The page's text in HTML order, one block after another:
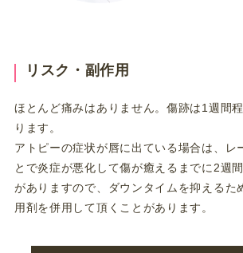
リスク・副作用
ほとんど痛みはありません。傷跡は1週間
ります。
アトピーの症状が唇に出ている場合は、レ
とで炎症が悪化して傷が癒えるまでに2週
がありますので、ダウンタイムを抑えるた
用剤を併用して頂くことがあります。